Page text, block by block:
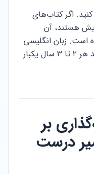
اگر کتاب‌های
بیش از ۱۰ سال پیش هستند، آن
است. زبان انگلیسی
مدام در حال تغییر است و منابع باید هر ۲ تا ۳ سال یکبار
بر
درست